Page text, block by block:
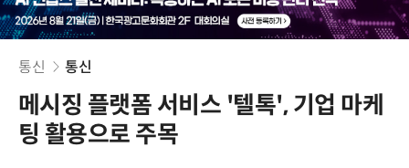
통신 통신
메시징 플랫폼 서비스 '텔톡', 기업 마케
팅 활용으로 주목